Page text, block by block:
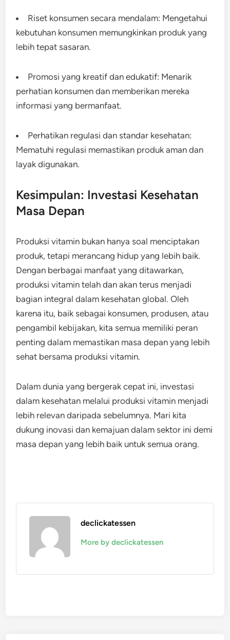
Riset konsumen secara mendalam: Mengetahui
kebutuhan konsumen memungkinkan produk yang
lebih tepat sasaran.
Promosi yang kreatif dan edukatif: Menarik
perhatian konsumen dan memberikan mereka
informasi yang bermanfaat.
Perhatikan regulasi dan standar kesehatan:
Mematuhi regulasi memastikan produk aman dan
layak digunakan.
Kesimpulan: Investasi Kesehatan
Masa Depan
Produksi vitamin bukan hanya soal menciptakan
produk, tetapi merancang hidup yang lebih baik.
Dengan berbagai manfaat yang ditawarkan,
produksi vitamin telah dan akan terus menjadi
bagian integral dalam kesehatan global. Oleh
karena itu, baik sebagai konsumen, produsen, atau
pengambil kebijakan, kita semua memiliki peran
penting dalam memastikan masa depan yang lebih
sehat bersama produksi vitamin.
Dalam dunia yang bergerak cepat ini, investasi
dalam kesehatan melalui produksi vitamin menjadi
lebih relevan daripada sebelumnya. Mari kita
dukung inovasi dan kemajuan dalam sektor ini demi
masa depan yang lebih baik untuk semua orang.
declickatessen
More by declickatessen